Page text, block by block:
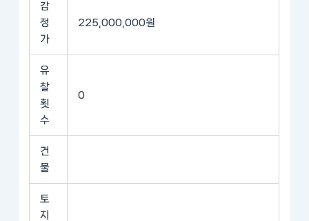
감
정
가
225,000,000원
유
찰
횟
수
0
건
물
토
지